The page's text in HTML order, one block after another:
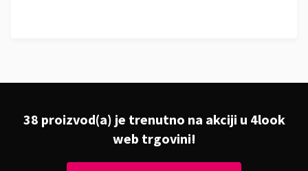
38 proizvod(a) je trenutno na akciji u 4look
web trgovini!